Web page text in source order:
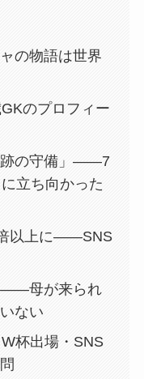
の物語は世界
のプロフィー
跡の守備」——7
立ち向かった
以上に——SNS
——母が来られ
ない
杯出場・SNS